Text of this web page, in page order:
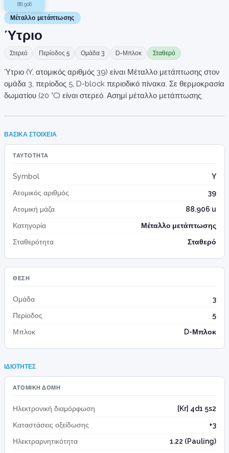
88.906
Μέταλλο μετάπτωσης
Ύτριο
Στερεό Περίοδος 5 Ομάδα 3 D-Μπλοκ Σταθερό
Ύτριο (Y, ατομικός αριθμός 39) είναι Μέταλλο μετάπτωσης στον
ομάδα 3, περίοδος 5, D-block περιοδικό πίνακα. Σε θερμοκρασία
δωματίου (20 °C) είναι στερεό. Ασημί μέταλλο μετάπτωσης.
ΒΑΣΙΚΆ ΣΤΟΙΧΕΊΑ
ΤΑΥΤΌΤΗΤΑ
Symbol
Y
Ατομικός αριθμός
39
Ατομική μάζα
88.906 u
Κατηγορία
Μέταλλο μετάπτωσης
Σταθερότητα
Σταθερό
ΘΈΣΗ
Ομάδα
3
Περίοδος
5
Μπλοκ
D-Μπλοκ
ΙΔΙΌΤΗΤΕΣ
ΑΤΟΜΙΚΉ ΔΟΜΉ
Ηλεκτρονική διαμόρφωση
[Kr] 4d1 5s2
Καταστάσεις οξείδωσης
+3
Ηλεκτραρνητικότητα
1.22 (Pauling)